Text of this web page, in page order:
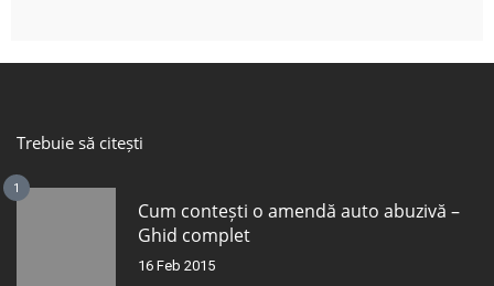
Trebuie să citești
1
Cum contești o amendă auto abuzivă –
Ghid complet
16 Feb 2015